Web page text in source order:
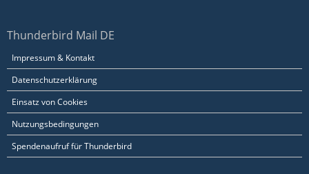
Thunderbird Mail DE
Impressum & Kontakt
Datenschutzerklärung
Einsatz von Cookies
Nutzungsbedingungen
Spendenaufruf für Thunderbird